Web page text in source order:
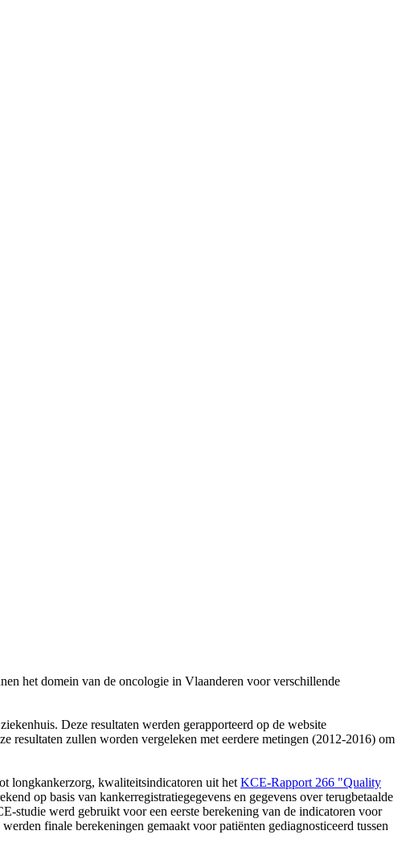
het domein van de oncologie in Vlaanderen voor verschillende
Deze resultaten werden gerapporteerd op de website
resultaten zullen worden vergeleken met eerdere metingen (2012-2016) om
longkankerzorg, kwaliteitsindicatoren uit het KCE-Rapport 266 "Quality
op basis van kankerregistratiegegevens en gegevens over terugbetaalde
studie werd gebruikt voor een eerste berekening van de indicatoren voor
finale berekeningen gemaakt voor patiënten gediagnosticeerd tussen